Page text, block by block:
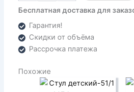
Бесплатная доставка для
Гарантия!
Скидки от объёма
Рассрочка платежа
Похожие